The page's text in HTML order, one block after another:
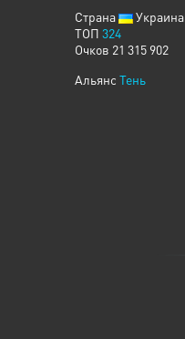
Страна
Украина
ТОП 324
Очков 21 315 902
Альянс Тень